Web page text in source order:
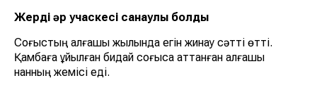
Жердің әр учаскесі санаулы болды
Соғыстың алғашқы жылында егін жинау сәтті өтті.
Қамбаға құйылған бидай соғысқа аттанған алғашқы
нанның жемісі еді.